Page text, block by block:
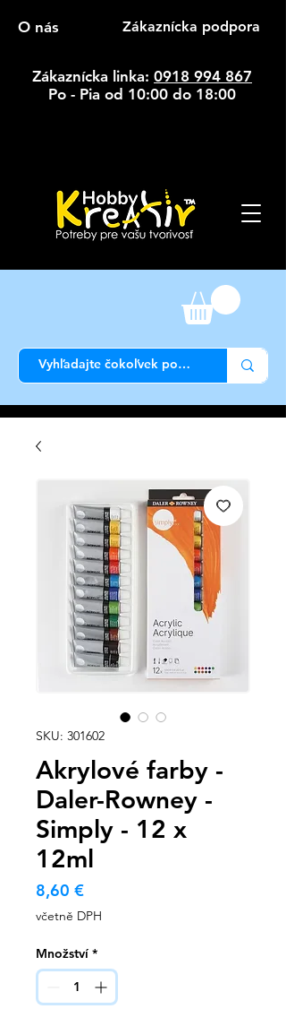
O nás Zákaznícka podpora
Zákaznícka linka: 0918 994 867
Po - Pia od 10:00 do 18:00
SKU: 301602
Akrylové farby -
Daler-Rowney -
Simply - 12 x
12ml
8,60 €Cena
včetně DPH
Množství *